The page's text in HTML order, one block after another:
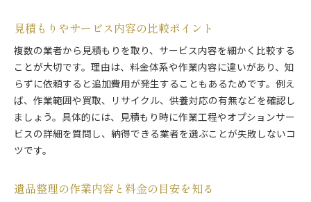
見積もりやサービス内容の比較ポイント
複数の業者から見積もりを取り、サービス内容を細かく比較する
ことが大切です。理由は、料金体系や作業内容に違いがあり、知
らずに依頼すると追加費用が発生することもあるためです。例え
ば、作業範囲や買取、リサイクル、供養対応の有無などを確認し
ましょう。具体的には、見積もり時に作業工程やオプションサー
ビスの詳細を質問し、納得できる業者を選ぶことが失敗しないコ
ツです。
遺品整理の作業内容と料金の目安を知る